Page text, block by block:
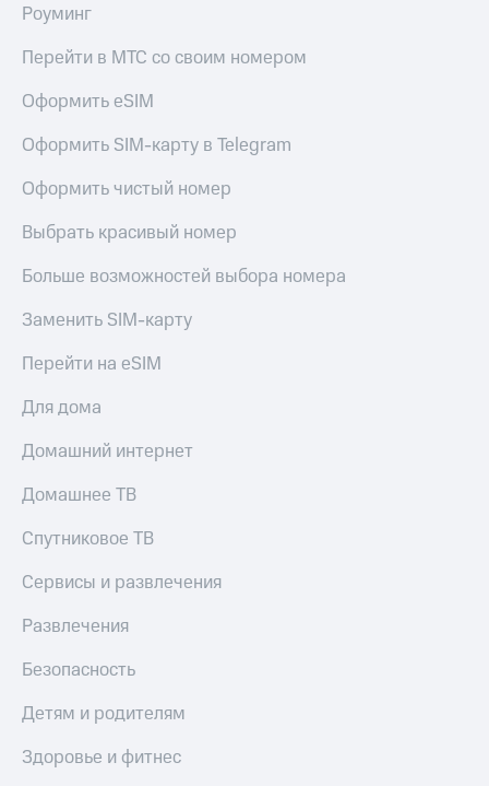
Роуминг
Перейти в МТС со своим номером
Оформить eSIM
Оформить SIM-карту в Telegram
Оформить чистый номер
Выбрать красивый номер
Больше возможностей выбора номера
Заменить SIM-карту
Перейти на eSIM
Для дома
Домашний интернет
Домашнее ТВ
Спутниковое ТВ
Сервисы и развлечения
Развлечения
Безопасность
Детям и родителям
Здоровье и фитнес